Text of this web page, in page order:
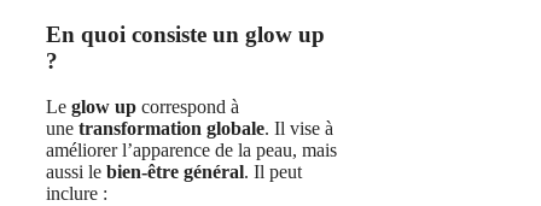
En quoi consiste un glow up
?
Le glow up correspond à
une transformation globale. Il vise à
améliorer l’apparence de la peau, mais
aussi le bien‑être général. Il peut
inclure :